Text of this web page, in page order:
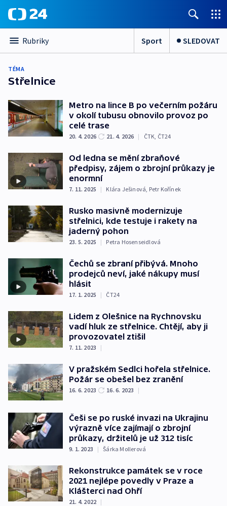
Rubriky Sport SLEDOVAT
TÉMA
Střelnice
Metro na lince B po večerním požáru
v okolí tubusu obnovilo provoz po
celé trase
20. 4. 2026 21. 4. 2026 | ČTK, ČT24
Od ledna se mění zbraňové
předpisy, zájem o zbrojní průkazy je
enormní
7. 11. 2025 | Klára Ješinová, Petr Kořínek
Rusko masivně modernizuje
střelnici, kde testuje i rakety na
jaderný pohon
23. 5. 2025 | Petra Hosenseidlová
Čechů se zbraní přibývá. Mnoho
prodejců neví, jaké nákupy musí
hlásit
17. 1. 2025 | ČT24
Lidem z Olešnice na Rychnovsku
vadí hluk ze střelnice. Chtějí, aby ji
provozovatel ztišil
7. 11. 2023 |
V pražském Sedlci hořela střelnice.
Požár se obešel bez zranění
16. 6. 2023 16. 6. 2023 |
Češi se po ruské invazi na Ukrajinu
výrazně více zajímají o zbrojní
průkazy, držitelů je už 312 tisíc
9. 1. 2023 | Šárka Mollerová
Rekonstrukce památek se v roce
2021 nejlépe povedly v Praze a
Klášterci nad Ohří
21. 4. 2022 |